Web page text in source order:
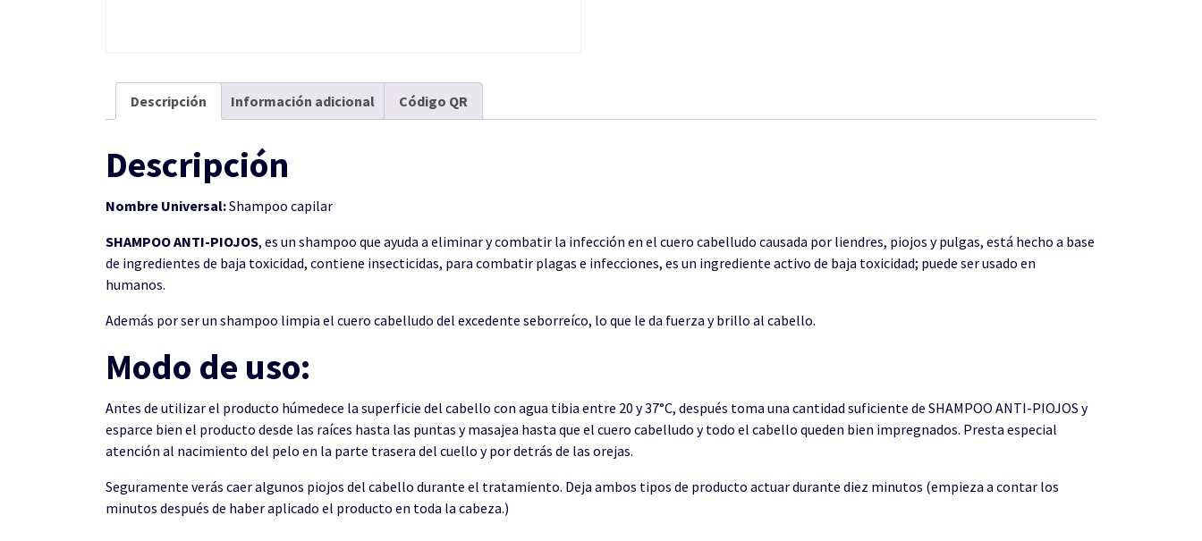
Descripción Información adicional Código QR
Descripción
Nombre Universal:Shampoo capilar
SHAMPOO ANTI-PIOJOS, es un shampoo que ayuda a eliminar y combatir la infección en el cuero cabelludo causada por liendres, piojos y pulgas, está hecho a base
de ingredientes de baja toxicidad, contiene insecticidas, para combatir plagas e infecciones, es un ingrediente activo de baja toxicidad; puede ser usado en
humanos.
Además por ser un shampoo limpia el cuero cabelludo del excedente seborreíco, lo que le da fuerza y brillo al cabello.
Modo de uso:
Antes de utilizar el producto húmedece la superficie del cabello con agua tibia entre 20 y 37°C, después toma una cantidad suficiente de SHAMPOO ANTI-PIOJOS y
esparce bien el producto desde las raíces hasta las puntas y masajea hasta que el cuero cabelludo y todo el cabello queden bien impregnados. Presta especial
atención al nacimiento del pelo en la parte trasera del cuello y por detrás de las orejas.
Seguramente verás caer algunos piojos del cabello durante el tratamiento. Deja ambos tipos de producto actuar durante diez minutos (empieza a contar los
minutos después de haber aplicado el producto en toda la cabeza.)